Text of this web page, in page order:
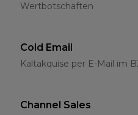
Wertbotschaften
Cold Email
Kaltakquise per E-Mail im
Channel Sales